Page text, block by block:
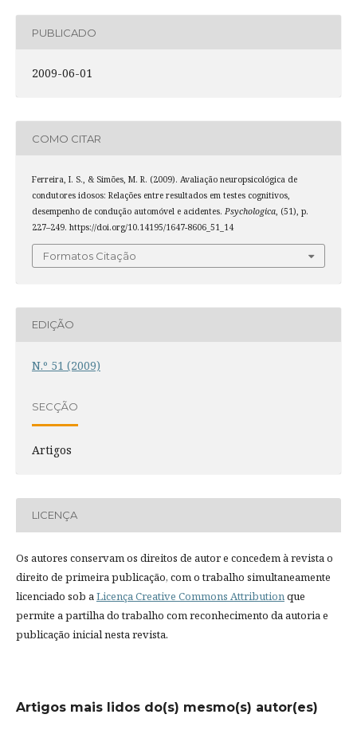
PUBLICADO
2009-06-01
COMO CITAR
Ferreira, I. S., & Simões, M. R. (2009). Avaliação neuropsicológica de
condutores idosos: Relações entre resultados em testes cognitivos,
desempenho de condução automóvel e acidentes. Psychologica, (51), p.
227–249. https://doi.org/10.14195/1647-8606_51_14
Formatos Citação
EDIÇÃO
N.º 51 (2009)
SECÇÃO
Artigos
LICENÇA
Os autores conservam os direitos de autor e concedem à revista o
direito de primeira publicação, com o trabalho simultaneamente
licenciado sob aLicença Creative Commons Attributionque
permite a partilha do trabalho com reconhecimento da autoria e
publicação inicial nesta revista.
Artigos mais lidos do(s) mesmo(s) autor(es)